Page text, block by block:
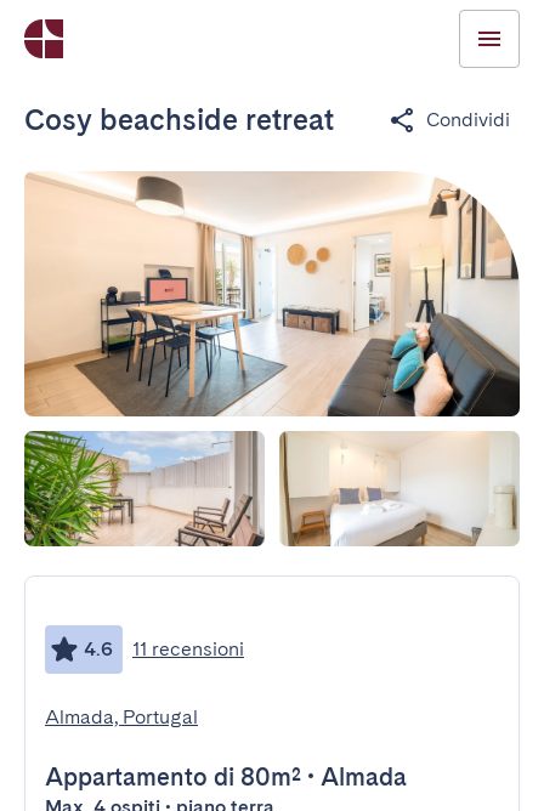
Cosy beachside retreat Condividi
4.6 11 recensioni
Almada, Portugal
Appartamento di 80m² • Almada